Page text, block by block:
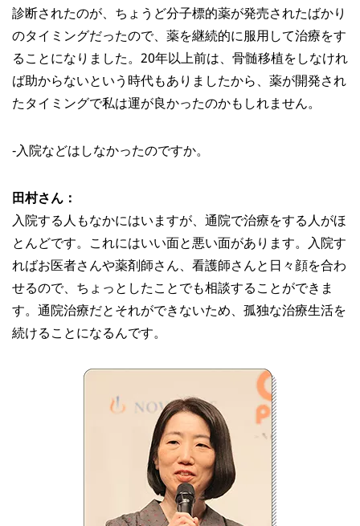
診断されたのが、ちょうど分子標的薬が発売されたばかり
のタイミングだったので、薬を継続的に服用して治療をす
ることになりました。20年以上前は、骨髄移植をしなけれ
ば助からないという時代もありましたから、薬が開発され
たタイミングで私は運が良かったのかもしれません。
‐入院などはしなかったのですか。
田村さん：
入院する人もなかにはいますが、通院で治療をする人がほ
とんどです。これにはいい面と悪い面があります。入院す
ればお医者さんや薬剤師さん、看護師さんと日々顔を合わ
せるので、ちょっとしたことでも相談することができま
す。通院治療だとそれができないため、孤独な治療生活を
続けることになるんです。